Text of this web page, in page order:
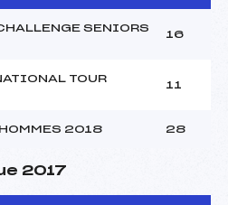
SENIORS
16
TOUR
11
2018 28
2017